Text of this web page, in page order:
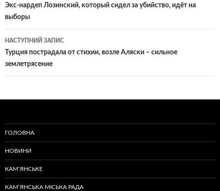
по
записам
Экс-нардеп Лозинский, который сидел за убийство, идёт на
выборы
НАСТУПНИЙ ЗАПИС
Турция пострадала от стихии, возле Аляски – сильное
землетрясение
ГОЛОВНА
НОВИНИ
КАМ’ЯНСЬКЕ
КАМ’ЯНСЬКА МІСЬКА РАДА